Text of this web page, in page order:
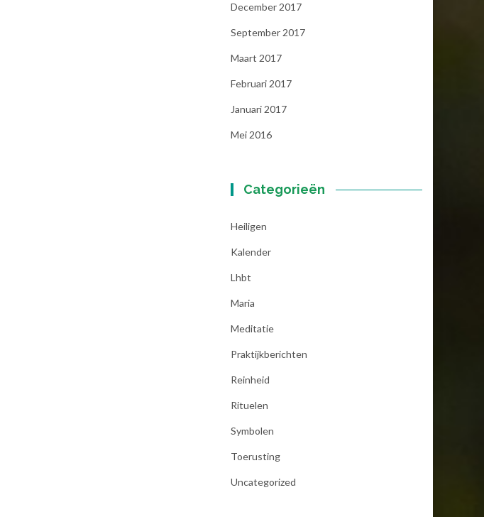
December 2017
September 2017
Maart 2017
Februari 2017
Januari 2017
Mei 2016
Categorieën
Heiligen
Kalender
Lhbt
Maria
Meditatie
Praktijkberichten
Reinheid
Rituelen
Symbolen
Toerusting
Uncategorized